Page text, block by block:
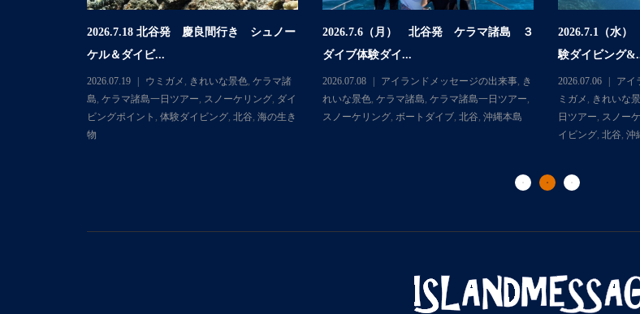
2026.7.18 北谷発 慶良間行き シュノー
ケル＆ダイビ...
2026.07.19 ウミガメ きれいな景色 ケラマ諸
島 ケラマ諸島一日ツアー スノーケリング ダイ
ビングポイント
体験ダイビング 北谷 海の生き
物
2026.7.6（月） 北谷発 ケラマ諸島 ３
ダイブ体験ダイ...
2026.07.08 アイランドメッセージの出来事, き
れいな景色, ケラマ諸島 ケラマ諸島一日ツアー
スノーケリング, ボートダイブ, 北谷 沖縄本島
2026.7.1（水
験ダイビング
2026.07.06 アイ
ミガメ
きれいな
日ツアー
スノー
イビング, 北谷 沖